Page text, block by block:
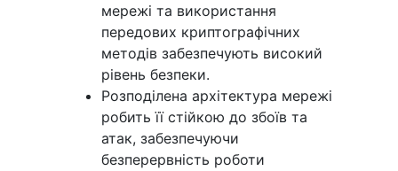
мережі та використання
передових криптографічних
методів забезпечують високий
рівень безпеки.
Розподілена архітектура мережі
робить її стійкою до збоїв та
атак, забезпечуючи
безперервність роботи